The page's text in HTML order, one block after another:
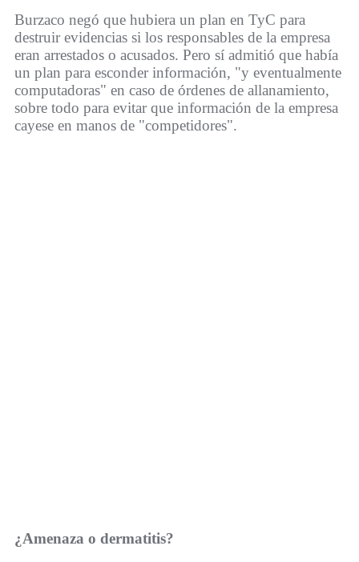
Burzaco negó que hubiera un plan en TyC para
destruir evidencias si los responsables de la empresa
eran arrestados o acusados. Pero sí admitió que había
un plan para esconder información, "y eventualmente
computadoras" en caso de órdenes de allanamiento,
sobre todo para evitar que información de la empresa
cayese en manos de "competidores".
¿Amenaza o dermatitis?